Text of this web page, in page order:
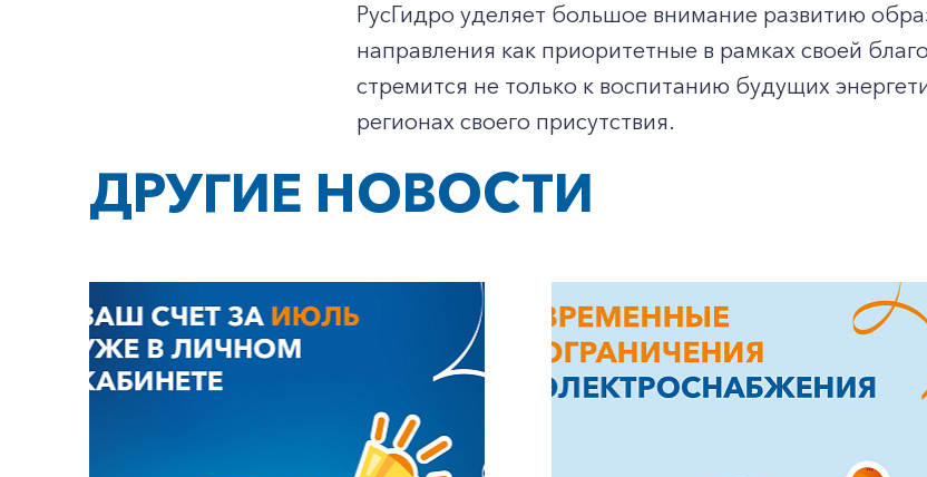
+7-800-700-24-57
Заказать обратный звонок
Частным клиентам
РусГидро уделяет большое внимание развитию
направления как приоритетные в рамках своей
стремится не только к воспитанию будущих
регионах своего присутствия.
ДРУГИЕ НОВОСТИ